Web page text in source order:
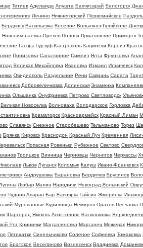
Тетиев Аделаида Алушта Бахчисарай Белогорск
Ленино Нижнегорский Первомайское
Бердянск Васильевка Веселое Вольнянск Гуляйполе
Новониколаевка Орехов Пологи Приазовское Приморск
Гаспра Гурзуф Кастрополь Кацивели Кореиз
Понизовка Санаторное Симеиз Ялта Фрунзовка
Великая Михайловка Ивановка Измаил Ильичевск
Овидиополь Раздельное Рени Саврань Сарата
Добровеличковка Долинская Знаменка
Ольшанка Онуфриевка Петрово Светловодск
Великая Новоселка Волноваха Володарское Горловка
Краматорск Красноармейск Красный Лиман
Славянск Снежное Старобешево Тельманово Торез
Брянка Кировск Краснодон Красный Луч Кременная
Попасная Ровеньки Рубежное Сватово
Троицкое Винница Черновцы Чернигов Черкассы
Львов Луганск Коломыя Калуш Ивано-Франковск
Андрушевка Барановка Бердичев Брусилов
Лугины Любар Малин Народичи Новоград-Волынский
Чуднов Апаран Бар Вапнярка Гайсин Жмеринка
Мурованные Куриловцы Немиров Оратов Песчанка
Шаргород Ямполь Апостолово Васильковка
Рог Кринички Магдалиновка Марганец Межевая
Пятихатки Синельниково Соленое Софиевка Томаковка
Братское Веселиново Вознесенск Врадиевка